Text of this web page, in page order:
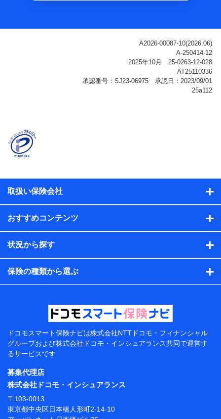
ご契約状態・ご利用履歴インターネット利用時の行動に
関する情報、アプリケーション利用時の行動に関する情
報、購入されたサービスや商品の名称・購入場所・決済
に関する情報、アンケートの回答に関する情報などが含
名、住所、生年月日、性別、保険契約者と被保険者の関
係、保険加入の目的、保険商品の内容、保険料、保険料
のお支払方法、車のメーカーや走行距離などの情報、建
ル内容や送信履歴の情報及び保険の更改案内等を提供し
保険契約情報
当社または株式会社NTTドコモ・フィナンシャルグルー
プが取得し、又は保有する保険契約に関する情報。例と
して、保険契約者及び被保険者の氏名、住所、生年月
日、性別、保険契約者と被保険者の関係、保険加入の目
的、保険商品の内容、保険料、保険料のお支払方法、車
のメーカーや走行距離などの情報、建物の構造や築年数
などの情報、ペットの種類や年齢などの情報などが含ま
提供当事者から受領当事者が個人データを取得する方法
電子的・電磁的方法等
【共同して利用する者の範囲】
当社
株式会社NTTドコモ・フィナンシャルグループ
【利用目的】
当社または株式会社NTTドコモ・フィナンシャルグルー
プが提供する保険関連サービスにおけるユーザー登録受
付および管理のため
取扱い保険会社
おすすめコンテンツ
状況から探す
保険の種類から選ぶ
ドコモスマート保険ナビは株式会社NTTドコモ・フィナンシャル
グループおよび株式会社ドコモ・インシュアランス共同で運営す
るサービスです
募集代理店
株式会社ドコモ・インシュアランス
〒103-0013
東京都中央区日本橋人形町2-14-10